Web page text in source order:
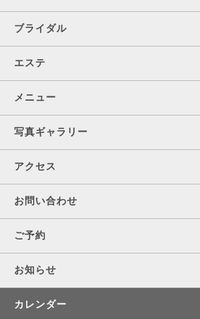
ブライダル
エステ
メニュー
写真ギャラリー
アクセス
お問い合わせ
ご予約
お知らせ
カレンダー